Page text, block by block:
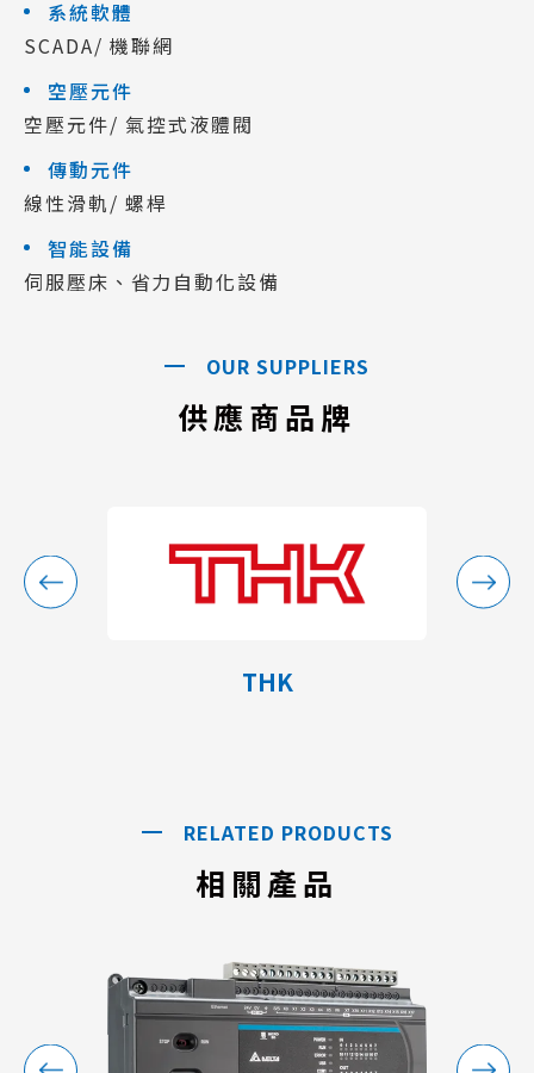
系統軟體
SCADA/ 機聯網
空壓元件
空壓元件/ 氣控式液體閥
傳動元件
線性滑軌/ 螺桿
智能設備
伺服壓床、省力自動化設備
OUR SUPPLIERS
供應商品牌
THK
RELATED PRODUCTS
相關產品